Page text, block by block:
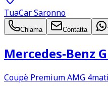
TuaCar Saronno
Chiama Contatta
Mercedes‑Benz
Coupè Premium AMG